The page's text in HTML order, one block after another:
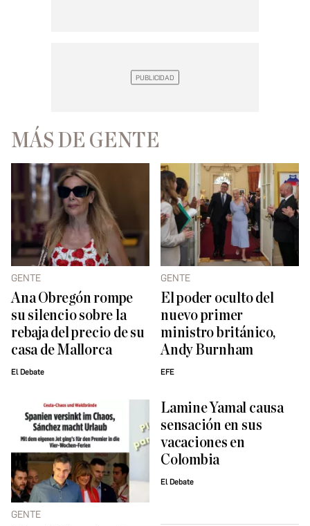
MÁS DE GENTE
GENTE
Ana Obregón rompe
su silencio sobre la
rebaja del precio de su
casa de Mallorca
El Debate
GENTE
El poder oculto del
nuevo primer
ministro británico,
Andy Burnham
EFE
GENTE
Lamine Yamal causa
sensación en sus
vacaciones en
Colombia
El Debate